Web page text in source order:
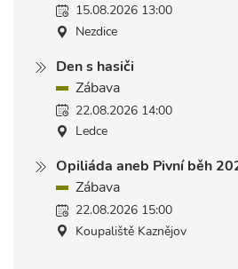
15.08.2026 13:00
Nezdice
Den s hasiči
Zábava
22.08.2026 14:00
Ledce
Opiliáda aneb Pivní běh
Zábava
22.08.2026 15:00
Koupaliště Kaznějov